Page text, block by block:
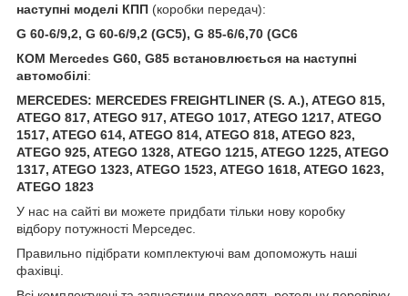
наступні моделі КПП (коробки передач):
G 60-6/9,2, G 60-6/9,2 (GC5), G 85-6/6,70 (GC6
КОМ Mercedes G60, G85 встановлюється на наступні
автомобілі:
MERCEDES: MERCEDES FREIGHTLINER (S. A.), ATEGO 815,
ATEGO 817, ATEGO 917, ATEGO 1017, ATEGO 1217, ATEGO
1517, ATEGO 614, ATEGO 814, ATEGO 818, ATEGO 823,
ATEGO 925, ATEGO 1328, ATEGO 1215, ATEGO 1225, ATEGO
1317, ATEGO 1323, ATEGO 1523, ATEGO 1618, ATEGO 1623,
ATEGO 1823
У нас на сайті ви можете придбати тільки нову коробку
відбору потужності Мерседес.
Правильно підібрати комплектуючі вам допоможуть наші
фахівці.